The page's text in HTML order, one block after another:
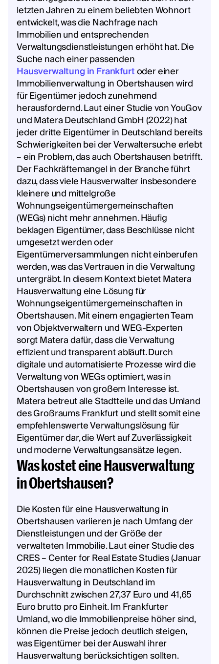
letzten Jahren zu einem beliebten Wohnort
entwickelt, was die Nachfrage nach
Immobilien und entsprechenden
Verwaltungsdienstleistungen erhöht hat. Die
Suche nach einer passenden
Hausverwaltung in Frankfurtoder einer
Immobilienverwaltung in Obertshausen wird
für Eigentümer jedoch zunehmend
herausfordernd. Laut einer Studie von YouGov
und Matera Deutschland GmbH (2022) hat
jeder dritte Eigentümer in Deutschland bereits
Schwierigkeiten bei der Verwaltersuche erlebt
– ein Problem, das auch Obertshausen betrifft.
Der Fachkräftemangel in der Branche führt
dazu, dass viele Hausverwalter insbesondere
kleinere und mittelgroße
Wohnungseigentümergemeinschaften
(WEGs) nicht mehr annehmen. Häufig
beklagen Eigentümer, dass Beschlüsse nicht
umgesetzt werden oder
Eigentümerversammlungen nicht einberufen
werden, was das Vertrauen in die Verwaltung
untergräbt. In diesem Kontext bietet Matera
Hausverwaltung eine Lösung für
Wohnungseigentümergemeinschaften in
Obertshausen. Mit einem engagierten Team
von Objektverwaltern und WEG-Experten
sorgt Matera dafür, dass die Verwaltung
effizient und transparent abläuft. Durch
digitale und automatisierte Prozesse wird die
Verwaltung von WEGs optimiert, was in
Obertshausen von großem Interesse ist.
Matera betreut alle Stadtteile und das Umland
des Großraums Frankfurt und stellt somit eine
empfehlenswerte Verwaltungslösung für
Eigentümer dar, die Wert auf Zuverlässigkeit
und moderne Verwaltungsansätze legen.
Was kostet eine Hausverwaltung
in Obertshausen?
Die Kosten für eine Hausverwaltung in
Obertshausen variieren je nach Umfang der
Dienstleistungen und der Größe der
verwalteten Immobilie. Laut einer Studie des
CRES – Center for Real Estate Studies (Januar
2025) liegen die monatlichen Kosten für
Hausverwaltung in Deutschland im
Durchschnitt zwischen 27,37 Euro und 41,65
Euro brutto pro Einheit. Im Frankfurter
Umland, wo die Immobilienpreise höher sind,
können die Preise jedoch deutlich steigen,
was Eigentümer bei der Auswahl ihrer
Hausverwaltung berücksichtigen sollten.